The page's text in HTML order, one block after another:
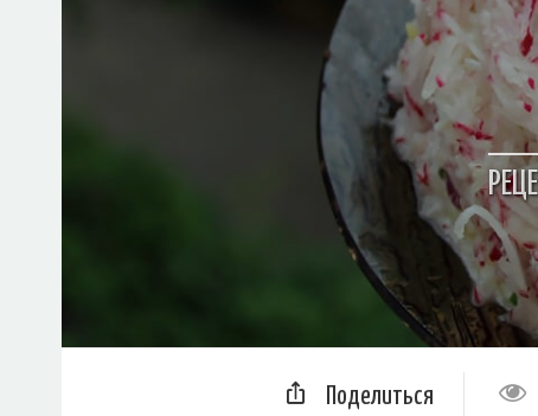
Поделиться